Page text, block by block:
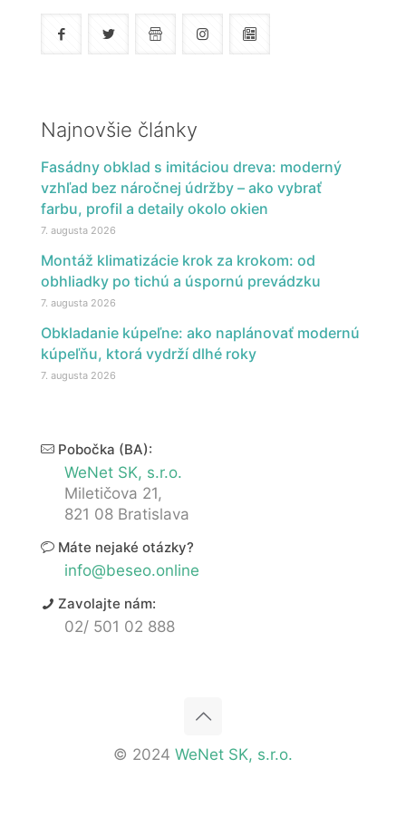
Najnovšie články
Fasádny obklad s imitáciou dreva: moderný
vzhľad bez náročnej údržby – ako vybrať
farbu, profil a detaily okolo okien
7. augusta 2026
Montáž klimatizácie krok za krokom: od
obhliadky po tichú a úspornú prevádzku
7. augusta 2026
Obkladanie kúpeľne: ako naplánovať modernú
kúpeľňu, ktorá vydrží dlhé roky
7. augusta 2026
Pobočka (BA):
WeNet SK, s.r.o.
Miletičova 21,
821 08 Bratislava
Máte nejaké otázky?
info@beseo.online
Zavolajte nám:
02/ 501 02 888
© 2024 WeNet SK, s.r.o.